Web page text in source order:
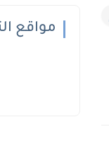
مواقع